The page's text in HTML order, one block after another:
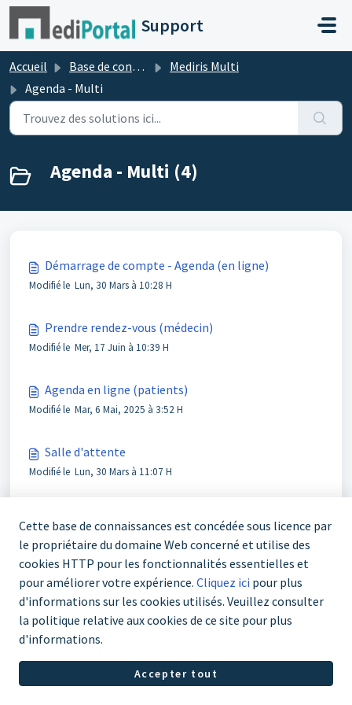
Passer au contenu principal
Support
Accueil Base de connaissances
Mediris Multi
Agenda - Multi
Agenda - Multi (4)
Démarrage de compte - Agenda (en ligne)
Modifié le Lun, 30 Mars à 10:28 H
Prendre rendez-vous (médecin)
Modifié le Mer, 17 Juin à 10:39 H
Agenda en ligne (patients)
Modifié le Mar, 6 Mai, 2025 à 3:52 H
Salle d'attente
Modifié le Lun, 30 Mars à 11:07 H
03 303 70 67
Logiciel Helpdesk par Freshdesk
Politique concernant les
cookies
Cette base de connaissances est concédée sous licence par
le propriétaire du domaine Web concerné et utilise des
cookies HTTP pour les fonctionnalités essentielles et
pour améliorer votre expérience. Cliquez ici pour plus
d'informations sur les cookies utilisés. Veuillez consulter
la politique relative aux cookies de ce site pour plus
d'informations.
Accepter tout